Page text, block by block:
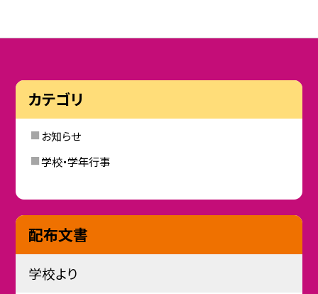
カテゴリ
お知らせ
学校・学年行事
配布文書
学校より